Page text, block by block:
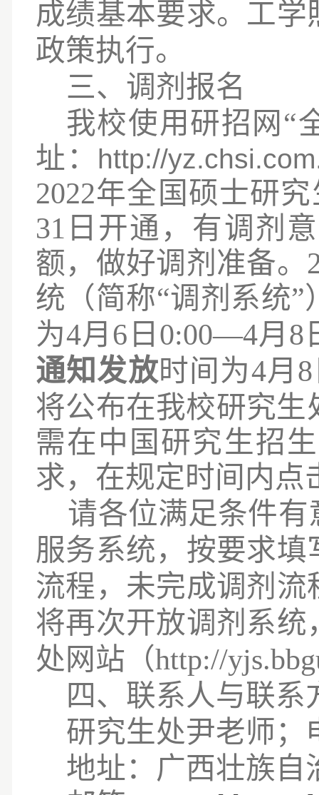
成绩基本要求。工
政策执行。
三、调剂报名
我校使用研招网 “
址： http://
2022年全国硕士研
31日开通，有调剂
额，做好调剂准备。
统（简称“调剂系统”
为4月6日 0:00—4月8
通知发放时间为4月
将公布在我校研究生
需在中国研究生招
求，在规定时间内点
请各位满足条件
服务系统，按要求
流程 ， 未完成调剂流
将再次开放调剂系
处网站 （http://
四、联系人与联系
研究生处尹老师 ；
地址：广西壮族自